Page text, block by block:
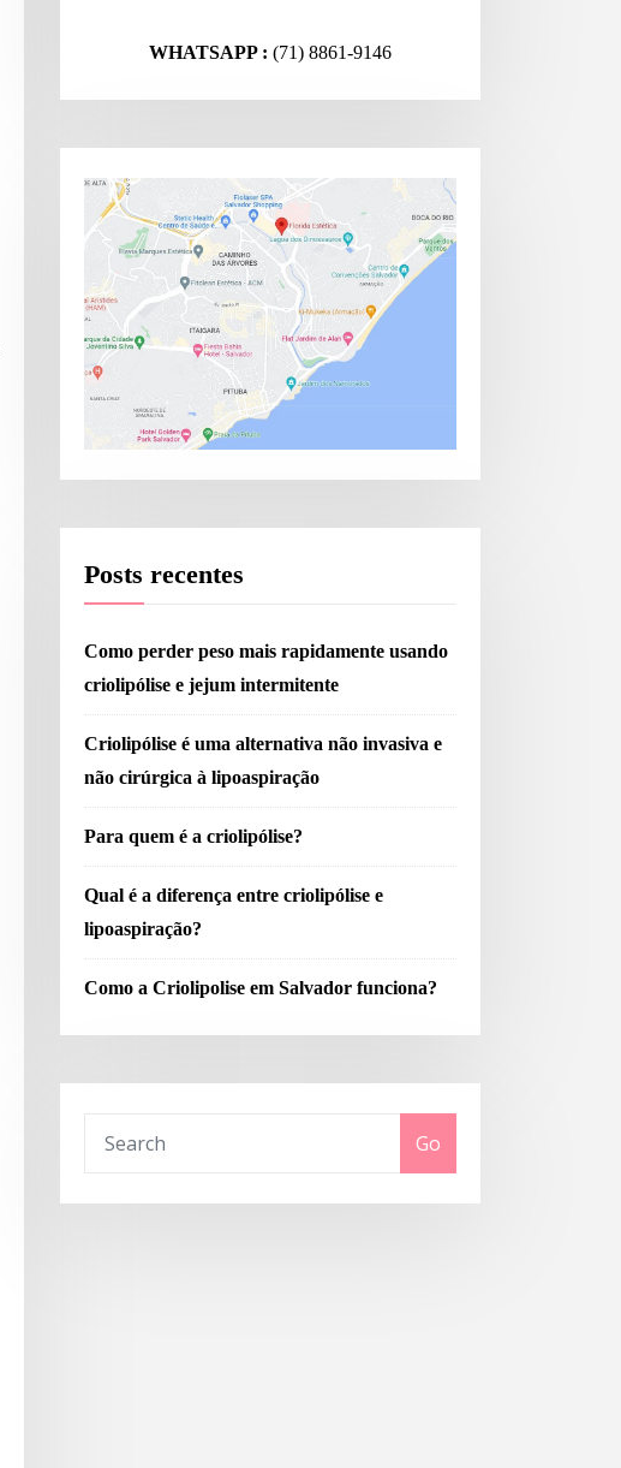
WHATSAPP : (71) 8861-9146
Posts recentes
Como perder peso mais rapidamente usando
criolipólise e jejum intermitente
Criolipólise é uma alternativa não invasiva e
não cirúrgica à lipoaspiração
Para quem é a criolipólise?
Qual é a diferença entre criolipólise e
lipoaspiração?
Como a Criolipolise em Salvador funciona?
Go